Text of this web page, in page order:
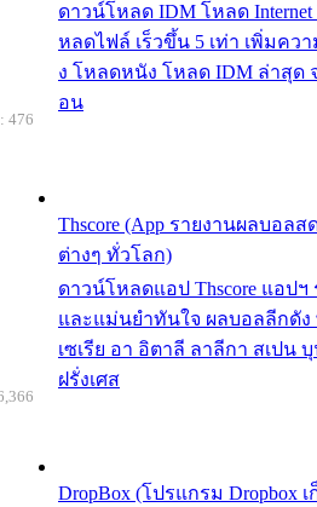
ดาวน์โหลด IDM โหลด Internet
หลดไฟล์ เร็วขึ้น 5 เท่า เพิ่มคว
ง โหลดหนัง โหลด IDM ล่าสุด
อน
Thscore (App รายงานผลบอล
ต่างๆ ทั่วโลก)
ดาวน์โหลดแอป Thscore แอปฯ
และแม่นยำทันใจ ผลบอลลีกดัง
เซเรีย อา อิตาลี ลาลีกา สเปน
ฝรั่งเศส
476
DropBox (โปรแกรม Dropbox